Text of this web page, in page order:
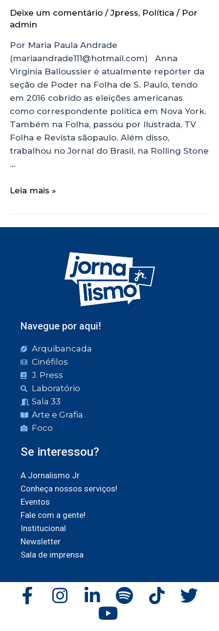
Deixe um comentário /Jpress, Política / Por
admin
Por Maria Paula Andrade
(mariaandrade111@hotmail.com) Anna
Virginia Balloussier é atualmente repórter da
seção de Poder na Folha de S. Paulo, tendo
em 2016 cobrido as eleições americanas
como correspondente política em Nova York.
Também na Folha, passou por Ilustrada, TV
Folha e Revista sãopaulo. Além disso,
trabalhou no Jornal do Brasil, na Rolling Stone
…
Leia mais »
Navegue por aqui!
Arquibancada
Cinéfilos
J. Press
Laboratório
Sala 33
Arte e Grafia
Foco
Se interessou?
A Jornalismo Jr
Conheça nossos serviços!
Eventos
Fale com a gente!
Institucional
Newsletter
Sala de imprensa